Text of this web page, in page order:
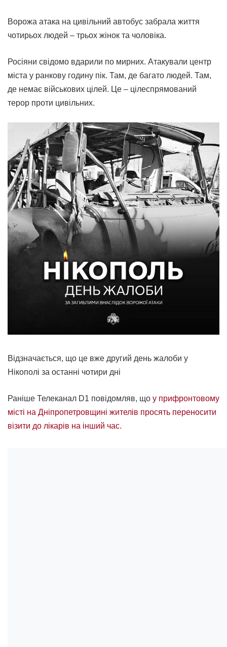
Ворожа атака на цивільний автобус забрала життя
чотирьох людей – трьох жінок та чоловіка.
Росіяни свідомо вдарили по мирних. Атакували центр
міста у ранкову годину пік. Там, де багато людей. Там,
де немає військових цілей. Це – цілеспрямований
терор проти цивільних.
Відзначається, що це вже другий день жалоби у
Нікополі за останні чотири дні
Раніше Телеканал D1 повідомляв, що у прифронтовому
місті на Дніпропетровщині жителів просять переносити
візити до лікарів на інший час.